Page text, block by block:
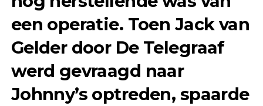
een operatie. Toen Jack van
Gelder door De Telegraaf
werd gevraagd naar
Johnny’s optreden, spaarde